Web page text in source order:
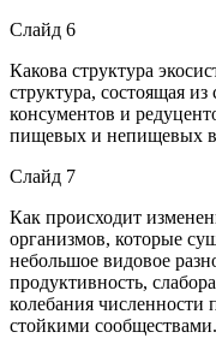
Слайд 6
Какова структура
структура, состоящая
консументов и
пищевых и непищевых
Слайд 7
Как происходит
организмов, которые
небольшое видовое
продуктивность,
колебания
стойкими